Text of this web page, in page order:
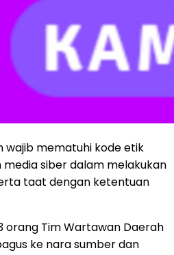
wajib mematuhi kode etik
siber dalam melakukan
taat dengan ketentuan
orang Tim Wartawan Daerah
ke nara sumber dan